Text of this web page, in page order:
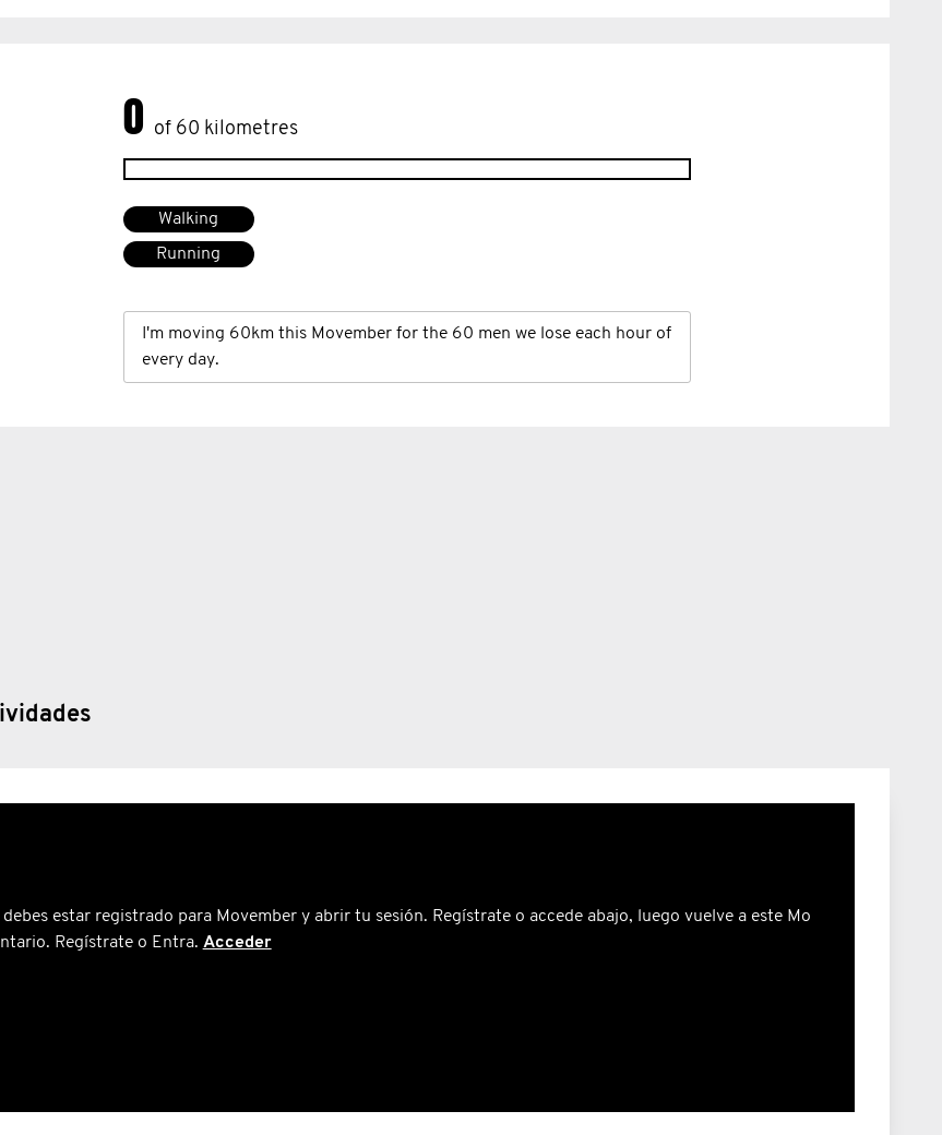
0 of 60 kilometres
Walking
Running
I'm moving 60km this Movember for the 60 men we lose each hour of
every day.
estar registrado para Movember y abrir tu sesión. Regístrate o accede abajo, luego vuelve a este Mo
Regístrate o Entra. Acceder